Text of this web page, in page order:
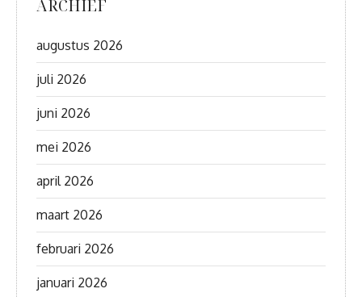
ARCHIEF
augustus 2026
juli 2026
juni 2026
mei 2026
april 2026
maart 2026
februari 2026
januari 2026